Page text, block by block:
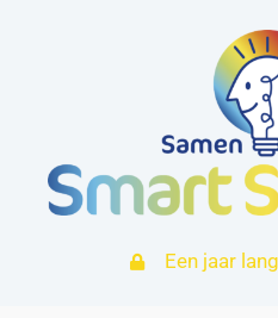
Een jaar